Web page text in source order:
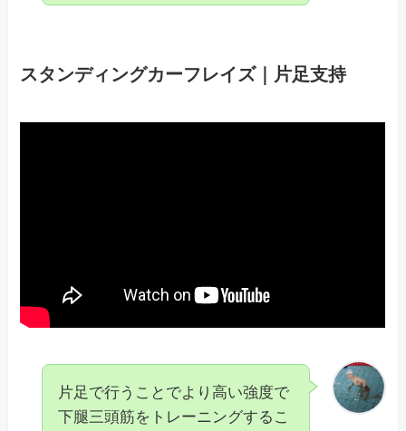
スタンディングカーフレイズ｜片足支持
片足で行うことでより高い強度で
下腿三頭筋をトレーニングするこ